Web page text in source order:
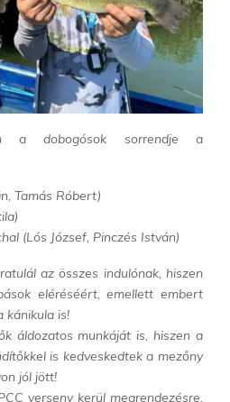
a dobogósok sorrendje a
Tamás Róbert)
(Lós József, Pinczés István)
az összes indulónak, hiszen
eléréséért, emellett embert
kánikula is!
áldozatos munkáját is, hiszen a
is kedveskedtek a mezőny
jól jött!
verseny kerül megrendezésre,